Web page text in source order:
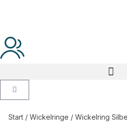
Start /Wickelringe / Wickelring